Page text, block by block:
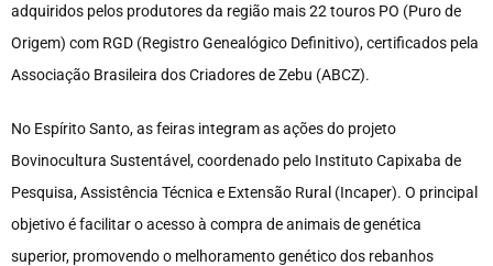
adquiridos pelos produtores da região mais 22 touros PO (Puro de
Origem) com RGD (Registro Genealógico Definitivo), certificados pela
Associação Brasileira dos Criadores de Zebu (ABCZ).
No Espírito Santo, as feiras integram as ações do projeto
Bovinocultura Sustentável, coordenado pelo Instituto Capixaba de
Pesquisa, Assistência Técnica e Extensão Rural (Incaper). O principal
objetivo é facilitar o acesso à compra de animais de genética
superior, promovendo o melhoramento genético dos rebanhos